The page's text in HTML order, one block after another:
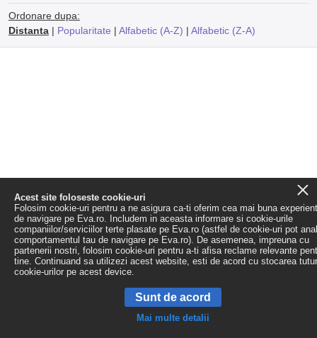
Ordonare dupa:
Distanta| Popularitate | Alfabetic (A-Z) | Alfabetic (Z-A)
Acest site foloseste cookie-uri
Folosim cookie-uri pentru a ne asigura ca-ti oferim cea mai buna
de navigare pe Eva.ro. Includem in aceasta informare si cookie-urile
companiilor/serviciilor terte plasate pe Eva.ro (astfel de cookie-uri pot
comportamentul tau de navigare pe Eva.ro). De asemenea, impreuna cu
partenerii nostri, folosim cookie-uri pentru a-ti afisa reclame relevante
tine. Continuand sa utilizezi acest website, esti de acord cu stocarea
cookie-urilor pe acest device.
Sunt de acord
Mai multe detalii